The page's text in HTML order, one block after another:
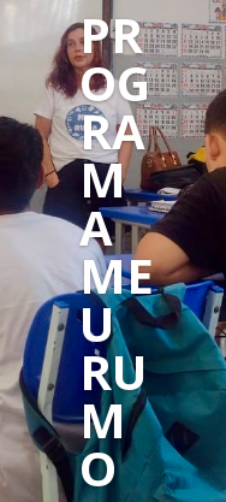
PR
OG
RA
M
A
ME
U
RU
M
O